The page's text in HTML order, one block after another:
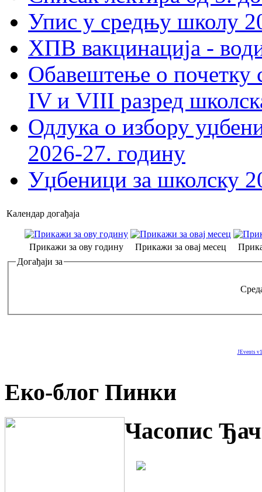
Упис у средњу школу
ХПВ вакцинација -
Обавештење о почетку
IV и VIII разред
Одлука о избору
2026-27. годину
Уџбеници за школску
Календар догађаја
Прикажи за ову годину Прикажи за овај месец
Догађаји за
JEvents
Еко-блог Пинки
Часопис